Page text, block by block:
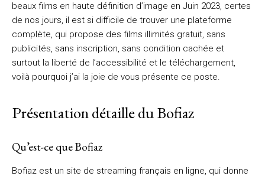
beaux films en haute définition d’image en Juin 2023, certes
de nos jours, il est si difficile de trouver une plateforme
complète, qui propose des films illimités gratuit, sans
publicités, sans inscription, sans condition cachée et
surtout la liberté de l’accessibilité et le téléchargement,
voilà pourquoi j’ai la joie de vous présente ce poste.
Présentation détaille du Bofiaz
Qu’est-ce que Bofiaz
Bofiaz est un site de streaming français en ligne, qui donne